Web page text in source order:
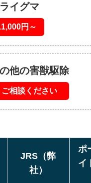
イグマ
円～
他の害獣駆除
ご相談ください
JRS（弊
社）
ポ
イ